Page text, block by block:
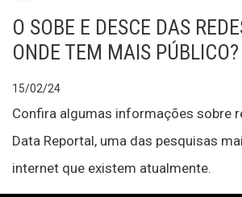
O SOBE E DESCE DAS
ONDE TEM MAIS PÚBLICO?
15/02/24
Confira algumas informações sobre
Data Reportal, uma das pesquisas
internet que existem atualmente.